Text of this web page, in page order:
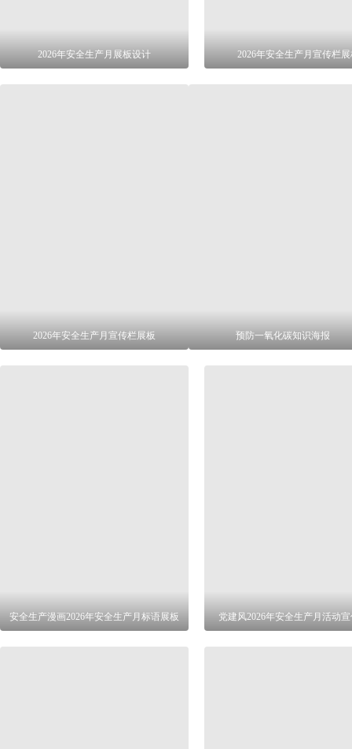
2026年安全生产月展板设计 2026年安全生产月宣传栏
2026年安全生产月宣传栏展板 预防一氧化碳知识海报
安全生产漫画2026年安全生产月标语展板 党建风2026年安全生产月活动